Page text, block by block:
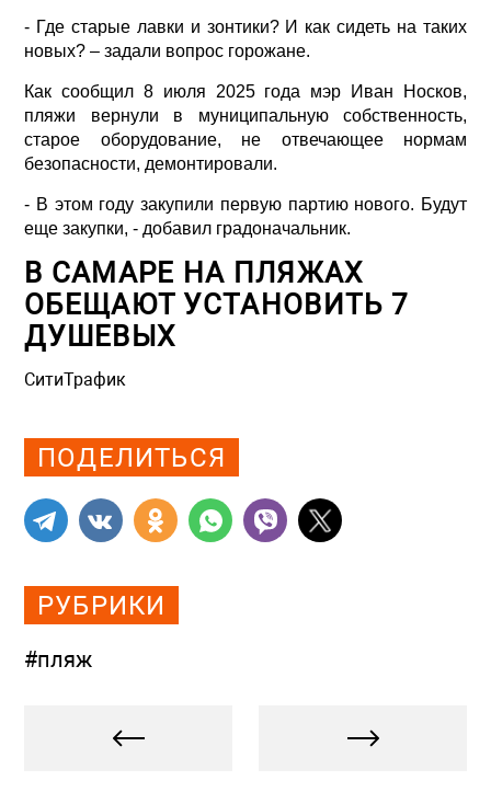
- Где старые лавки и зонтики? И как сидеть на таких
новых? – задали вопрос горожане.
Как сообщил 8 июля 2025 года мэр Иван Носков,
пляжи вернули в муниципальную собственность,
старое оборудование, не отвечающее нормам
безопасности, демонтировали.
- В этом году закупили первую партию нового. Будут
еще закупки, - добавил градоначальник.
В САМАРЕ НА ПЛЯЖАХ
ОБЕЩАЮТ УСТАНОВИТЬ 7
ДУШЕВЫХ
СитиТрафик
ПОДЕЛИТЬСЯ
РУБРИКИ
#пляж